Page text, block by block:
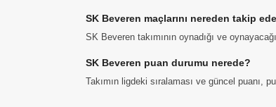
SK Beveren maçlarını nereden takip
SK Beveren takımının oynadığı ve
SK Beveren puan durumu nerede?
Takımın ligdeki sıralaması ve güncel puanı,